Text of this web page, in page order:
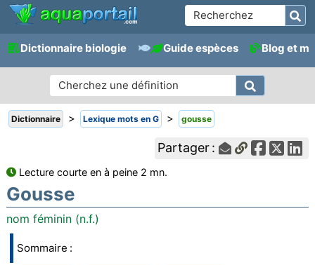
Dictionnaire biologie Guide espèces Blog et
Dictionnaire > Lexique mots en G > gousse
Partager :
Lecture courte en à peine 2 mn.
Gousse
nom féminin (n.f.)
Sommaire :